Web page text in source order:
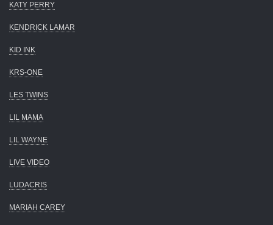
KATY PERRY
KENDRICK LAMAR
KID INK
KRS-ONE
LES TWINS
LIL MAMA
LIL WAYNE
LIVE VIDEO
LUDACRIS
MARIAH CAREY